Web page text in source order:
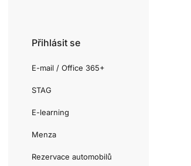
Přihlásit se
E-mail / Office 365+
STAG
E-learning
Menza
Rezervace automobilů